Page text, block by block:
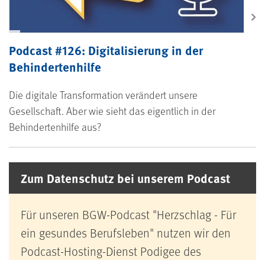
Podcast #126: Digitalisierung in der
Behindertenhilfe
Die digitale Transformation verändert unsere
Gesellschaft. Aber wie sieht das eigentlich in der
Behindertenhilfe aus?
Zum Datenschutz bei unserem Podcast
Für unseren BGW-Podcast "Herzschlag - Für
ein gesundes Berufsleben" nutzen wir den
Podcast-Hosting-Dienst Podigee des